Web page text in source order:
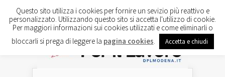
Questo sito utilizza i cookies per fornire un sevizio più reattivo e
personalizzato. Utilizzando questo sito si accetta l'utilizzo di cookie.
Per maggiori informazioni sui cookies utilizzati e come eliminarli o
bloccarli si prega di leggere la pagina cookies Accetta e chiudi